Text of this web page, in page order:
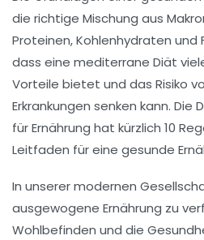
die richtige Mischung aus
Proteinen,Kohlenhydraten und
dass eine mediterrane Diät
Vorteile bietet und das Risiko
Erkrankungen senken kann. Die
für Ernährung hat kürzlich 10
Leitfaden für eine gesunde
In unserer modernen
ausgewogene Ernährung zu
Wohlbefinden und die